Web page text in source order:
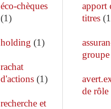
éco-chèques
(1)
holding (1)
rachat
d'actions(1)
recherche et
apport
titres(1
groupe
de rôle